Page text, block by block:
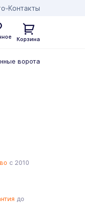
Контакты
Корзина
ворота
с 2010
до